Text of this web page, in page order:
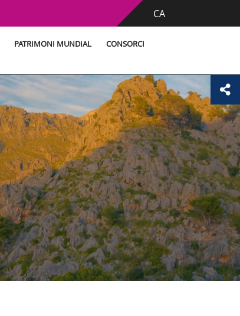
CA
PATRIMONI MUNDIAL CONSORCI